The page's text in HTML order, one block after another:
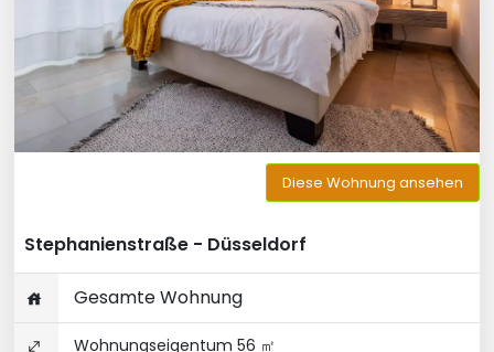
Diese Wohnung ansehen
Stephanienstraße - Düsseldorf
Gesamte Wohnung
Wohnungseigentum 56 ㎡